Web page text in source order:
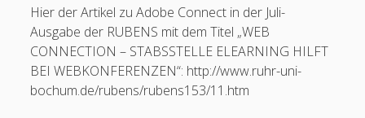
Lerner-
Tagung
an
der
HWR
Hier der Artikel zu Adobe Connect in der Juli-
Ausgabe der RUBENS mit dem Titel „WEB
CONNECTION – STABSSTELLE ELEARNING HILFT
BEI WEBKONFERENZEN“: http://www.ruhr-uni-
bochum.de/rubens/rubens153/11.htm